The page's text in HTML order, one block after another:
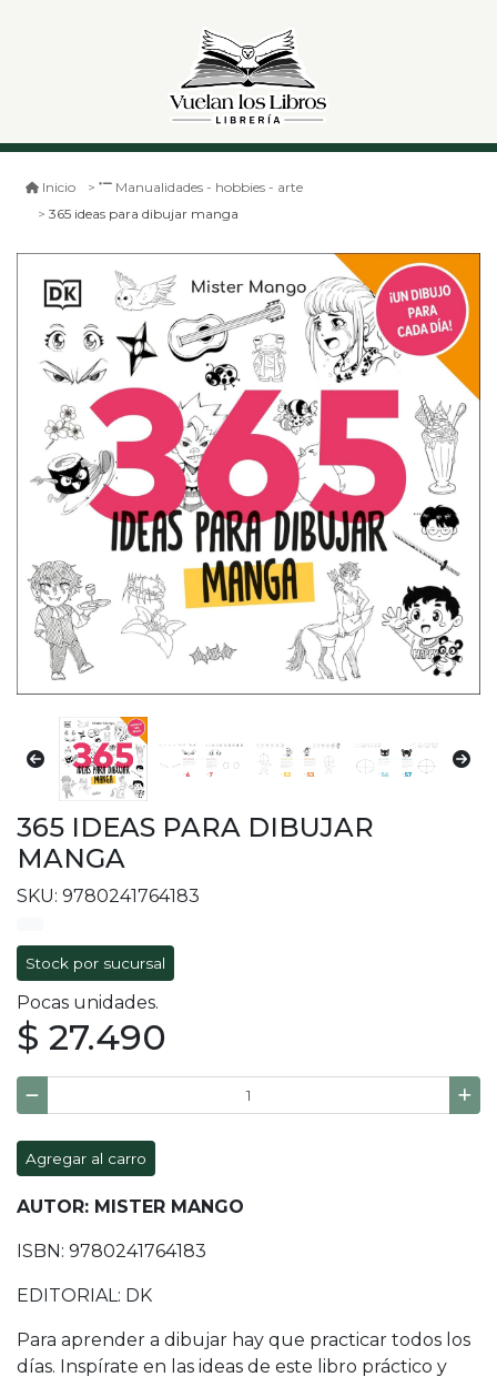
Inicio
Manualidades - hobbies - arte
365 ideas para dibujar manga
365 IDEAS PARA DIBUJAR
MANGA
SKU: 9780241764183
Stock por sucursal
Pocas unidades.
$ 27.490
Agregar al carro
AUTOR: MISTER MANGO
ISBN: 9780241764183
EDITORIAL: DK
Para aprender a dibujar hay que practicar todos los
días. Inspírate en las ideas de este libro práctico y